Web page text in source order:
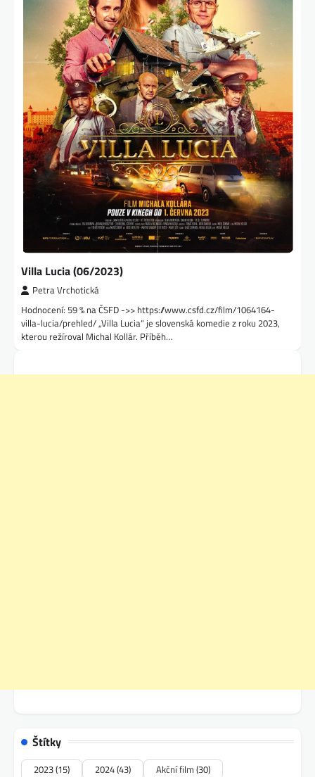
Villa Lucia (06/2023)
Petra Vrchotická
Hodnocení: 59 % na ČSFD ->> https://www.csfd.cz/film/1064164-
villa-lucia/prehled/ „Villa Lucia“ je slovenská komedie z roku 2023,
kterou režíroval Michal Kollár. Příběh…
Štítky
2023(15) 2024(43) Akční film (30)